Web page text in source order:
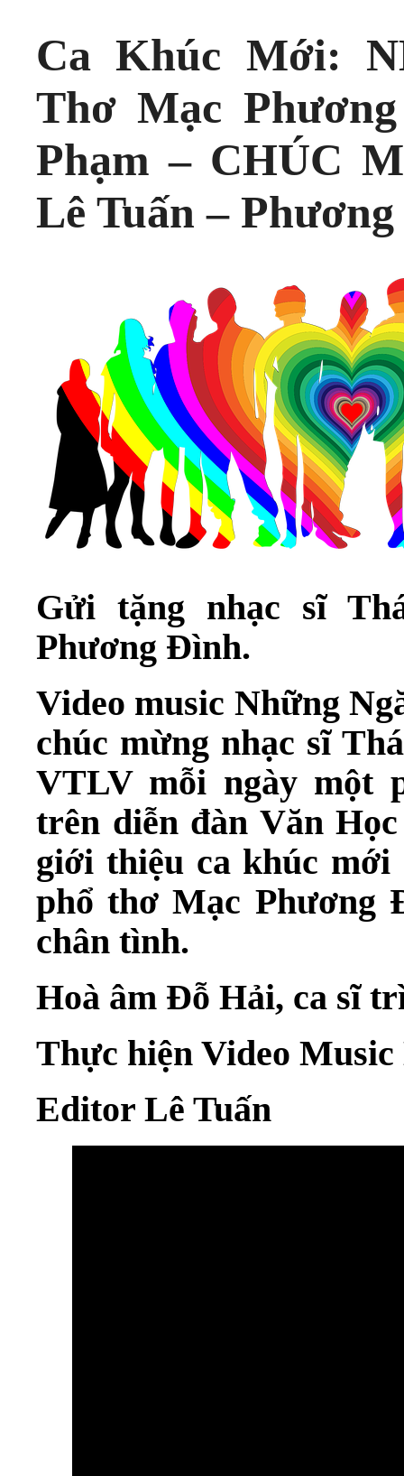
Ca Khúc Mới:
Thơ Mạc
Phạm – CHÚC
Lê Tuấn –
Gửi tặng nhạc sĩ
Phương Đình.
Video music Những
chúc mừng nhạc sĩ
VTLV mỗi ngày một
trên diễn đàn Văn
giới thiệu ca khúc mới
phổ thơ Mạc Phương
chân tình.
Hoà âm Đỗ Hải, ca sĩ
Thực hiện Video
Editor Lê Tuấn